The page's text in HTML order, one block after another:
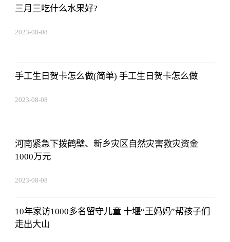
三月三吃什么水果好?
2023-08-08
手工生日贺卡怎么做(简单) 手工生日贺卡怎么做
2023-08-08
河南紧急下拨鹤壁、新乡灾区自然灾害救灾资金
1000万元
2023-08-08
10年家访1000多名留守儿童 十堰“王妈妈”帮孩子们
走出大山